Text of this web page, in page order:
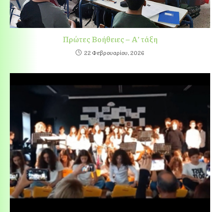
Πρώτες Βοήθειες – Α’ τάξη
22 Φεβρουαρίου, 2026